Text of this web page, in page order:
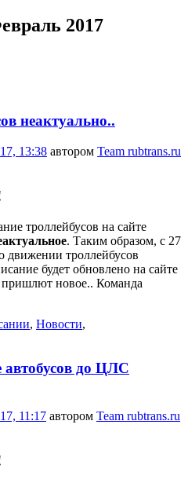
2017
неактуально..
13:38 автором Team rubtrans.ru
троллейбусов на сайте
. Таким образом, с 27
движении троллейбусов
будет обновлено на сайте
пришлют новое.. Команда
, Новости,
автобусов до ЦЛС
11:17 автором Team rubtrans.ru